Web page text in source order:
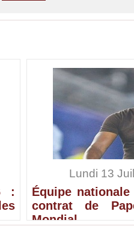
:
Lundi 13
Équipe
contrat de
Mondial